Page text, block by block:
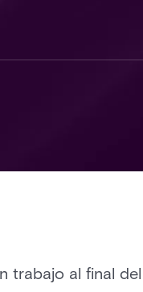
trabajo al final